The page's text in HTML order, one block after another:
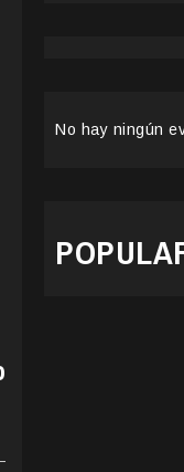
No hay ningún